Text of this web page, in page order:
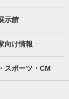
示館
向け情報
スポーツ・CM